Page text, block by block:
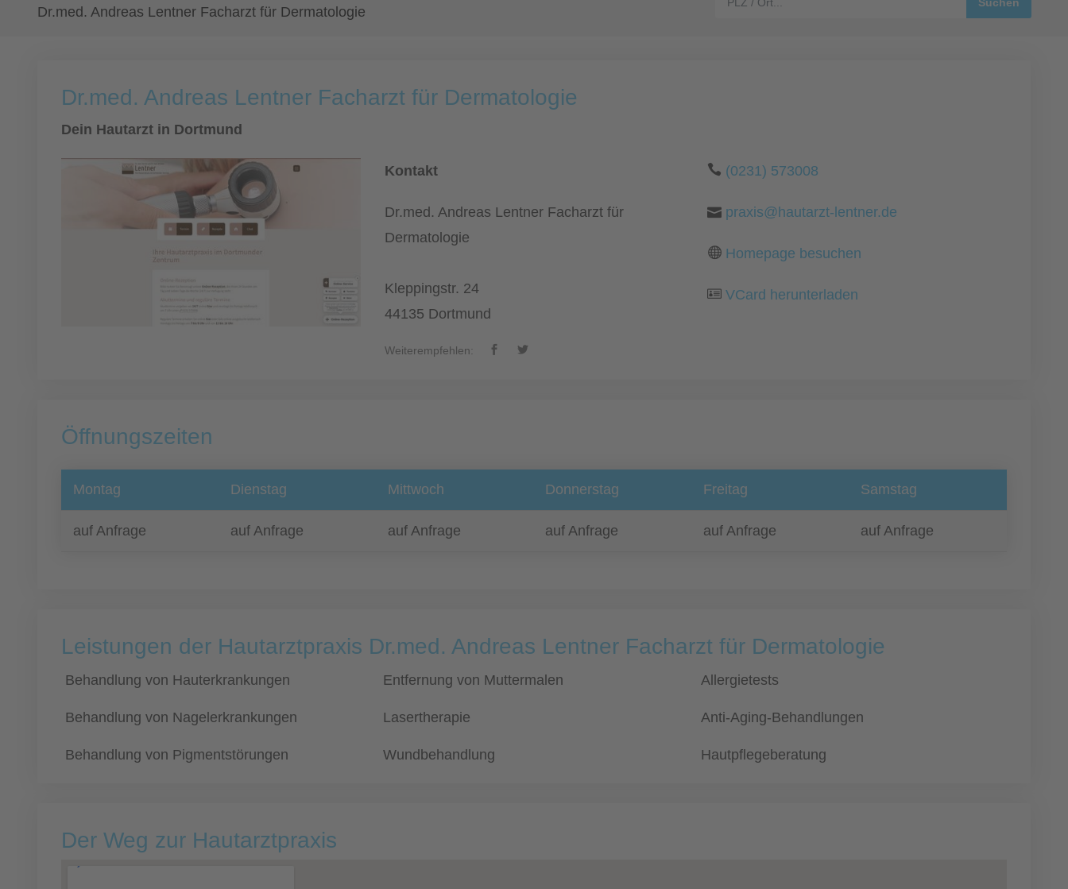
Dr.med. Andreas Lentner Facharzt für Dermatologie
Dr.med. Andreas Lentner Facharzt für Dermatologie
Dein Hautarzt in Dortmund
Kontakt
Dr.med. Andreas Lentner Facharzt für
Dermatologie
Kleppingstr. 24
44135 Dortmund
Weiterempfehlen:
(0231) 573008
praxis@hautarzt-lentner.de
Homepage besuchen
VCard herunterladen
Öffnungszeiten
Montag Dienstag Mittwoch Donnerstag Freitag Samstag
auf Anfrage auf Anfrage auf Anfrage auf Anfrage auf Anfrage auf Anfrage
Leistungen der Hautarztpraxis Dr.med. Andreas Lentner Facharzt für Dermatologie
Behandlung von Hauterkrankungen Entfernung von Muttermalen Allergietests
Behandlung von Nagelerkrankungen Lasertherapie Anti-Aging-Behandlungen
Behandlung von Pigmentstörungen Wundbehandlung Hautpflegeberatung
Der Weg zur Hautarztpraxis